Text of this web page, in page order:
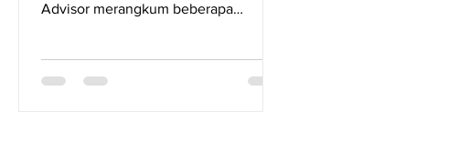
Advisor merangkum beberapa